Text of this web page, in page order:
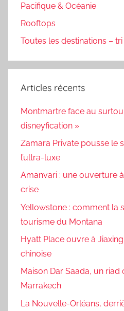
Pacifique & Océanie
Rooftops
Toutes les destinations –
Articles récents
Montmartre face au
disneyfication »
Zamara Private pousse le
l’ultra-luxe
Amanvari : une ouverture
crise
Yellowstone : comment la
tourisme du Montana
Hyatt Place ouvre à
chinoise
Maison Dar Saada, un
Marrakech
La Nouvelle-Orléans,